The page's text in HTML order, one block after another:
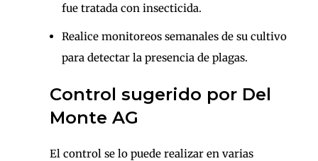
fue tratada con insecticida.
Realice monitoreos semanales de su cultivo
para detectar la presencia de plagas.
Control sugerido por Del
Monte AG
El control se lo puede realizar en varias